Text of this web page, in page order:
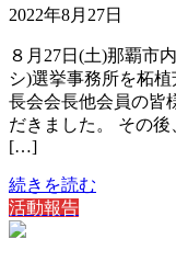
2022年8月27日
８月27日(土)那覇市
シ)選挙事務所を柘
長会会長他会員の皆
だきました。 その
[…]
続きを読む
活動報告